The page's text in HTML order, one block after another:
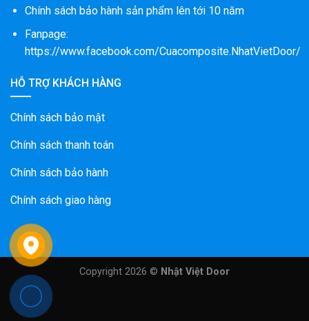
Chính sách bảo hành sản phẩm lên tới 10 năm
Fanpage:
https://www.facebook.com/Cuacomposite.NhatVietDoor/
HỖ TRỢ KHÁCH HÀNG
Chính sách bảo mật
Chính sách thanh toán
Chính sách bảo hành
Chính sách giao hàng
Copyright 2026 © Nhật Việt Door